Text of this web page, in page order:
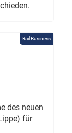
Rail Business
des neuen
für